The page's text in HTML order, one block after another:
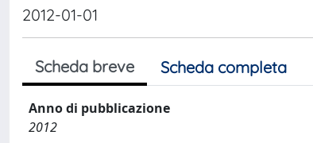
2012-01-01
Scheda breve Scheda completa
Anno di pubblicazione
2012